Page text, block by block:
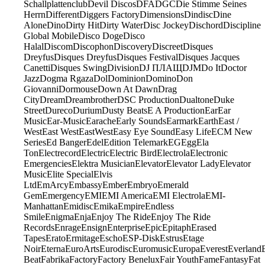
SchallplattenclubDevil DiscosDFADGCDie Stimme Seines
HerrnDifferentDiggers FactoryDimensionsDindiscDine
AloneDinoDirty HitDirty WaterDisc JockeyDischordDiscipline
Global MobileDisco DogeDisco
HalalDiscomDiscophonDiscoveryDiscreetDisques
DreyfusDisques DreyfusDisques FestivalDisques Jacques
CanettiDisques SwingDivisionDJ ПЛАЩDJMDo ItDoctor
JazzDogma RgazaDolDominionDominoDon
GiovanniDormouseDown At DawnDrag
CityDreamDreambrotherDSC ProductionDualtoneDuke
StreetDurecoDuriumDusty BeatsE A ProductionEarEar
MusicEar-MusicEaracheEarly SoundsEarmarkEarthEast /
WestEast WestEastWestEasy Eye SoundEasy LifeECM New
SeriesEd BangerEdelEdition TelemarkEGEggEla
TonElectrecordElectricElectric BirdElectrolaElectronic
EmergenciesElektra MusicianElevatorElevator LadyElevator
MusicElite SpecialElvis
LtdEmArcyEmbassyEmberEmbryoEmerald
GemEmergencyEMIEMI AmericaEMI ElectrolaEMI-
ManhattanEmidiscEmikaEmpireEndless
SmileEnigmaEnjaEnjoy The RideEnjoy The Ride
RecordsEnrageEnsignEnterpriseEpicEpitaphErased
TapesEratoErmitageEschoESP-DiskEstrusEtage
NoirEternaEuroArtsEurodiscEuromusicEuropaEverestEverland
BeatFabrikaFactoryFactory BeneluxFair YouthFameFantasyFat